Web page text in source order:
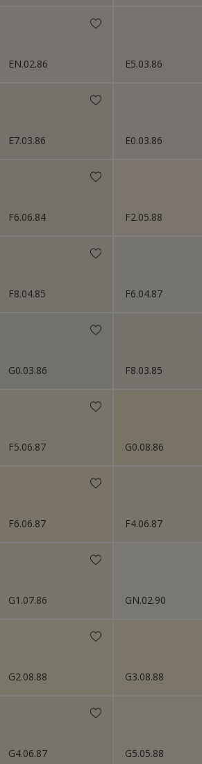
EN.02.86 E5.03.86
E7.03.86 E0.03.86
F6.06.84 F2.05.88
F8.04.85 F6.04.87
G0.03.86 F8.03.85
F5.06.87 G0.08.86
F6.06.87 F4.06.87
G1.07.86 GN.02.90
G2.08.88 G3.08.88
G4.06.87 G5.05.88